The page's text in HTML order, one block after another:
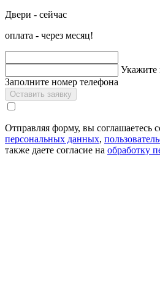
Двери - сейчас
оплата - через месяц!
Укажите
Заполните номер телефона
Отправляя форму, вы соглашаетесь
персональных данных,
также даете согласие на обработку